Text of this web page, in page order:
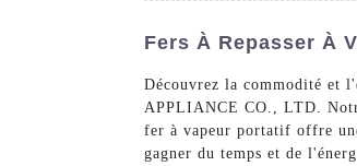
Fers À Repasser À
Découvrez la commodité et
APPLIANCE CO., LTD.
fer à vapeur portatif offre
gagner du temps et de